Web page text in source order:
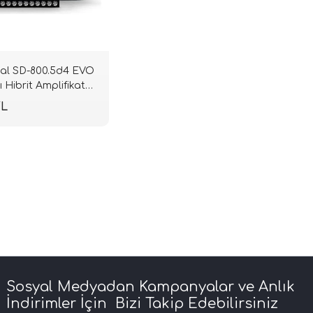
SD-800.5d4 EVO
Hibrit Amplifikatör
RMS | 4
Sosyal Medyadan Kampanyalar ve Anlık
İndirimler İçin Bizi Takip Edebilirsiniz